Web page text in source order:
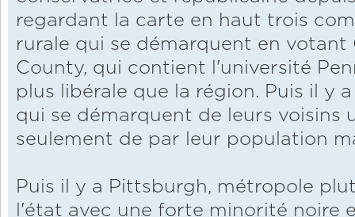
regardant la carte en haut trois
rurale qui se démarquent en votant
County, qui contient l'université
plus libérale que la région. Puis il y
qui se démarquent de leurs voisins
seulement de par leur population
Puis il y a Pittsburgh, métropole
l'état avec une forte minorité noire